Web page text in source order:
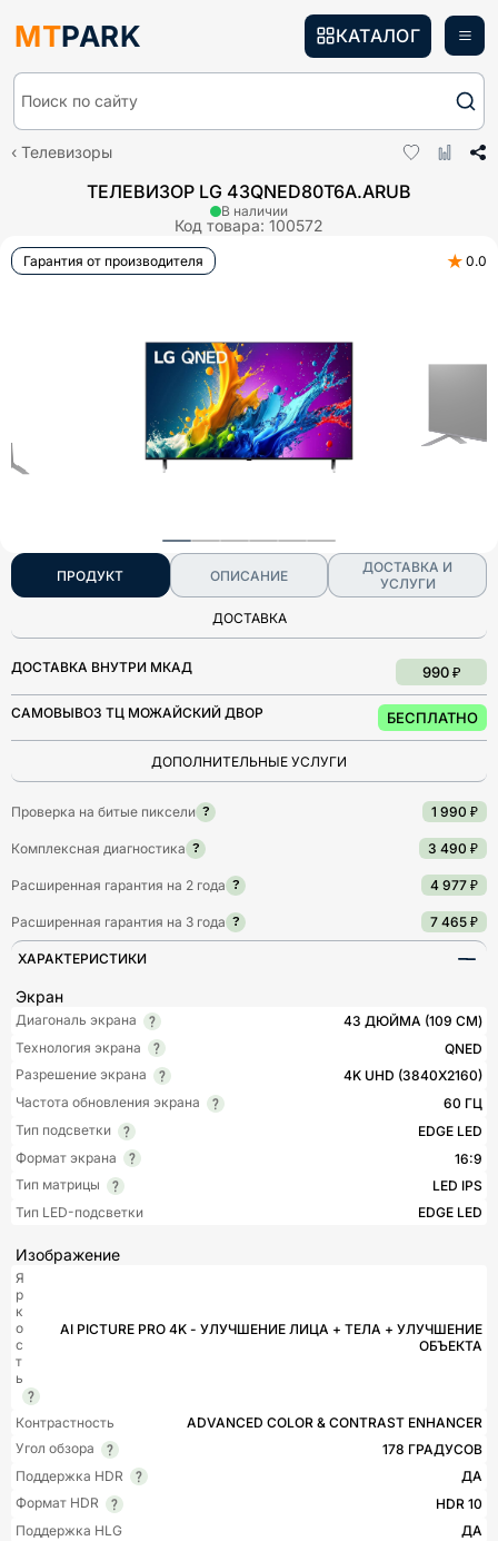
MTPARK
Поиск по сайту
КАТАЛОГ
Телевизоры
ТЕЛЕВИЗОР LG 43QNED80T6A.ARUB
Код товара: 100572
В наличии
Гарантия от производителя ★ 0.0
ПРОДУКТ ОПИСАНИЕ
ДОСТАВКА И
УСЛУГИ
ДОСТАВКА
ДОСТАВКА ВНУТРИ МКАД 990 ₽
САМОВЫВОЗ ТЦ МОЖАЙСКИЙ ДВОР БЕСПЛАТНО
ДОПОЛНИТЕЛЬНЫЕ УСЛУГИ
Проверка на битые пиксели ? 1 990 ₽
Комплексная диагностика ? 3 490 ₽
Расширенная гарантия на 2 года ? 4 977 ₽
Расширенная гарантия на 3 года ? 7 465 ₽
ХАРАКТЕРИСТИКИ
Экран
Диагональ экрана
43 ДЮЙМА (109 СМ)
Технология экрана
QNED
Разрешение экрана
4K UHD (3840X2160)
Частота обновления экрана
60 ГЦ
Тип подсветки
EDGE LED
Формат экрана
16:9
Тип матрицы
LED IPS
Тип LED-подсветки
EDGE LED
Изображение
Я
р
к
о
с
т
ь
AI PICTURE PRO 4K - УЛУЧШЕНИЕ ЛИЦА + ТЕЛА + УЛУЧШЕНИЕ
ОБЪЕКТА
Контрастность
ADVANCED COLOR & CONTRAST ENHANCER
Угол обзора
178 ГРАДУСОВ
Поддержка HDR
ДА
Формат HDR
HDR 10
Поддержка HLG
ДА